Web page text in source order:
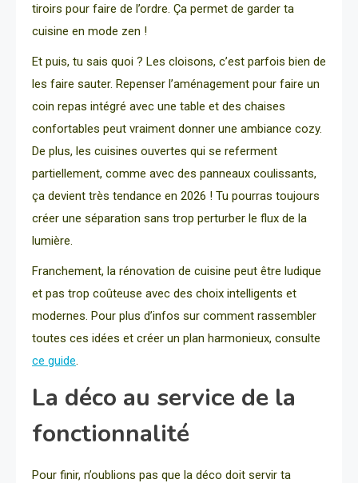
tiroirs pour faire de l’ordre. Ça permet de garder ta
cuisine en mode zen !
Et puis, tu sais quoi ? Les cloisons, c’est parfois bien de
les faire sauter. Repenser l’aménagement pour faire un
coin repas intégré avec une table et des chaises
confortables peut vraiment donner une ambiance cozy.
De plus, les cuisines ouvertes qui se referment
partiellement, comme avec des panneaux coulissants,
ça devient très tendance en 2026 ! Tu pourras toujours
créer une séparation sans trop perturber le flux de la
lumière.
Franchement, la rénovation de cuisine peut être ludique
et pas trop coûteuse avec des choix intelligents et
modernes. Pour plus d’infos sur comment rassembler
toutes ces idées et créer un plan harmonieux, consulte
ce guide
La déco au service de la
fonctionnalité
Pour finir, n’oublions pas que la déco doit servir ta